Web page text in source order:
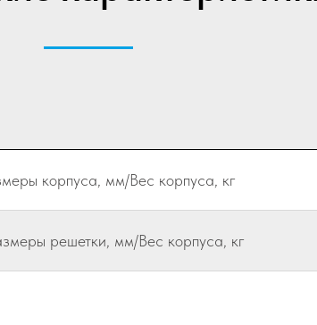
корпуса, мм/Вес корпуса, кг
решетки, мм/Вес корпуса, кг